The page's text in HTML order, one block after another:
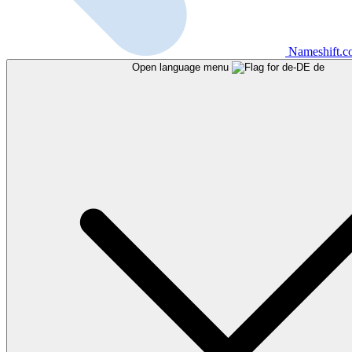
Open language menu de